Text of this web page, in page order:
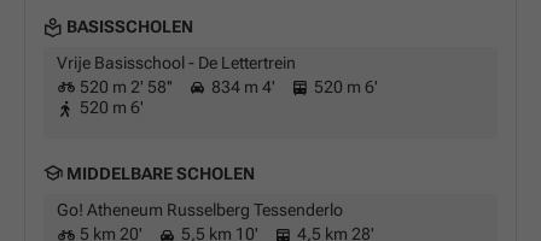
BASISSCHOLEN
Vrije Basisschool - De Lettertrein
520 m 2' 58''
834 m 4'
520 m 6'
520 m 6'
MIDDELBARE SCHOLEN
Go! Atheneum Russelberg Tessenderlo
5 km 20'
5,5 km 10'
4,5 km 28'